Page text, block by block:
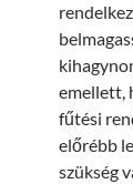
emellett,
fűtési
előrébb
szükség